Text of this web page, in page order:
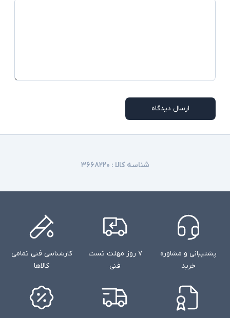
ارسال دیدگاه
شناسه کالا : ۳۶۶۸۲۲۰
پشتیبانی و مشاوره
خرید
۷ روز مهلت تست
فنی
کارشناسی فنی تمامی
کالاها